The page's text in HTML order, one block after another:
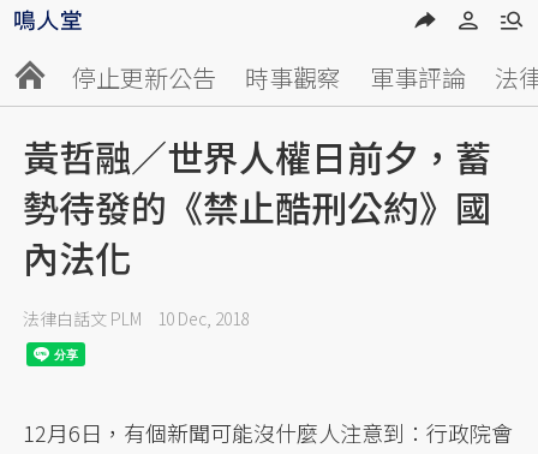
停止更新公告 時事觀察 軍事評論 法
黃哲融／世界人權日前夕，蓄
勢待發的《禁止酷刑公約》國
內法化
法律白話文 PLM 10 Dec, 2018
12月6日，有個新聞可能沒什麼人注意到：行政院會